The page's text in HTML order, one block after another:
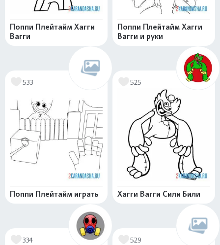
Поппи Плейтайм Хагги
Вагги
Поппи Плейтайм Хагги
Вагги и руки
533
Поппи Плейтайм играть
525
Хагги Вагги Сили Били
334 529